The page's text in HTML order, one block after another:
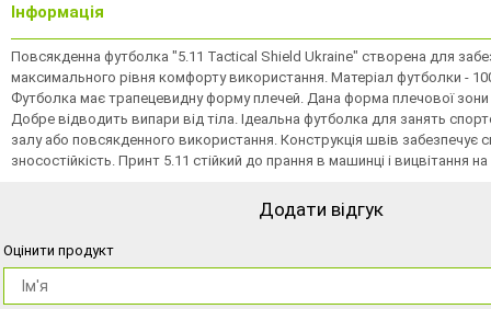
Інформація
Повсякденна футболка "5.11 Tactical Shield Ukraine" створена для
максимального рівня комфорту використання. Матеріал футболки -
Футболка має трапецевидну форму плечей. Дана форма плечової зони
Добре відводить випари від тіла. Ідеальна футболка для занять
залу або повсякденного використання. Конструкція швів забезпечує
зносостійкість. Принт 5.11 стійкий до прання в машинці і вицвітання на
Додати відгук
Оцінити продукт